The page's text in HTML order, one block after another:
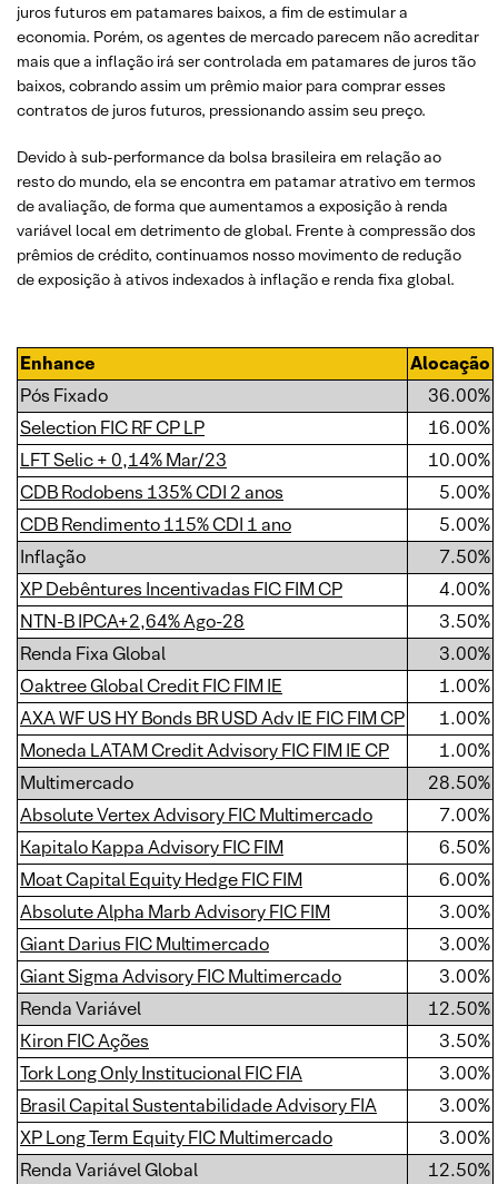
juros futuros em patamares baixos, a fim de estimular a
economia. Porém, os agentes de mercado parecem não acreditar
mais que a inflação irá ser controlada em patamares de juros tão
baixos, cobrando assim um prêmio maior para comprar esses
contratos de juros futuros, pressionando assim seu preço.
Devido à sub-performance da bolsa brasileira em relação ao
resto do mundo, ela se encontra em patamar atrativo em termos
de avaliação, de forma que aumentamos a exposição à renda
variável local em detrimento de global. Frente à compressão dos
prêmios de crédito, continuamos nosso movimento de redução
de exposição à ativos indexados à inflação e renda fixa global.
Enhance
Alocação
Pós Fixado
36.00%
Selection FIC RF CP LP
16.00%
LFT Selic + 0,14% Mar/23
10.00%
CDB Rodobens 135% CDI 2 anos
5.00%
CDB Rendimento 115% CDI 1 ano
5.00%
Inflação
7.50%
XP Debêntures Incentivadas FIC FIM CP
4.00%
NTN-B IPCA+2,64% Ago-28
3.50%
Renda Fixa Global
3.00%
Oaktree Global Credit FIC FIM IE
1.00%
AXA WF US HY Bonds BR USD Adv IE FIC FIM CP
1.00%
Moneda LATAM Credit Advisory FIC FIM IE CP
1.00%
Multimercado
28.50%
Absolute Vertex Advisory FIC Multimercado
7.00%
Kapitalo Kappa Advisory FIC FIM
6.50%
Moat Capital Equity Hedge FIC FIM
6.00%
Absolute Alpha Marb Advisory FIC FIM
3.00%
Giant Darius FIC Multimercado
3.00%
Giant Sigma Advisory FIC Multimercado
3.00%
Renda Variável
12.50%
Kiron FIC Ações
3.50%
Tork Long Only Institucional FIC FIA
3.00%
Brasil Capital Sustentabilidade Advisory FIA
3.00%
XP Long Term Equity FIC Multimercado
3.00%
Renda Variável Global
12.50%